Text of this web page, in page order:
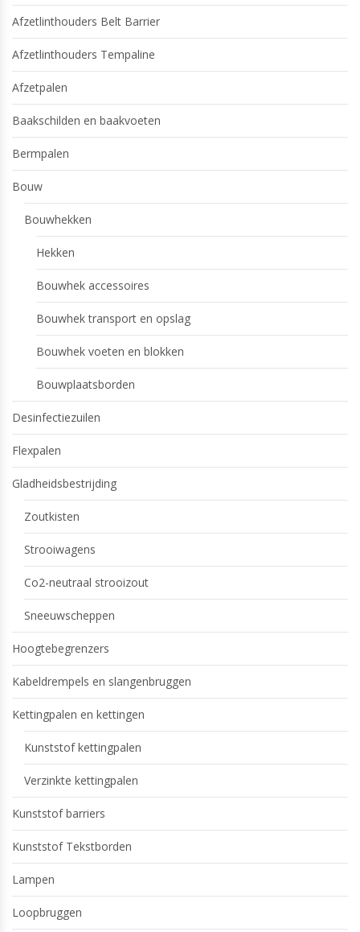
Afzetlinthouders Belt Barrier
Afzetlinthouders Tempaline
Afzetpalen
Baakschilden en baakvoeten
Bermpalen
Bouw
Bouwhekken
Hekken
Bouwhek accessoires
Bouwhek transport en opslag
Bouwhek voeten en blokken
Bouwplaatsborden
Desinfectiezuilen
Flexpalen
Gladheidsbestrijding
Zoutkisten
Strooiwagens
Co2-neutraal strooizout
Sneeuwscheppen
Hoogtebegrenzers
Kabeldrempels en slangenbruggen
Kettingpalen en kettingen
Kunststof kettingpalen
Verzinkte kettingpalen
Kunststof barriers
Kunststof Tekstborden
Lampen
Loopbruggen